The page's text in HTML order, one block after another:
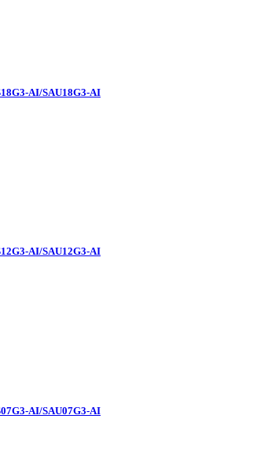
AI/SAU18G3-AI
AI/SAU12G3-AI
AI/SAU07G3-AI